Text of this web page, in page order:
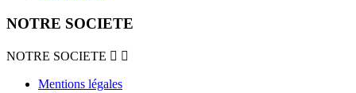
NOTRE SOCIETE
NOTRE SOCIETE  
Mentions légales